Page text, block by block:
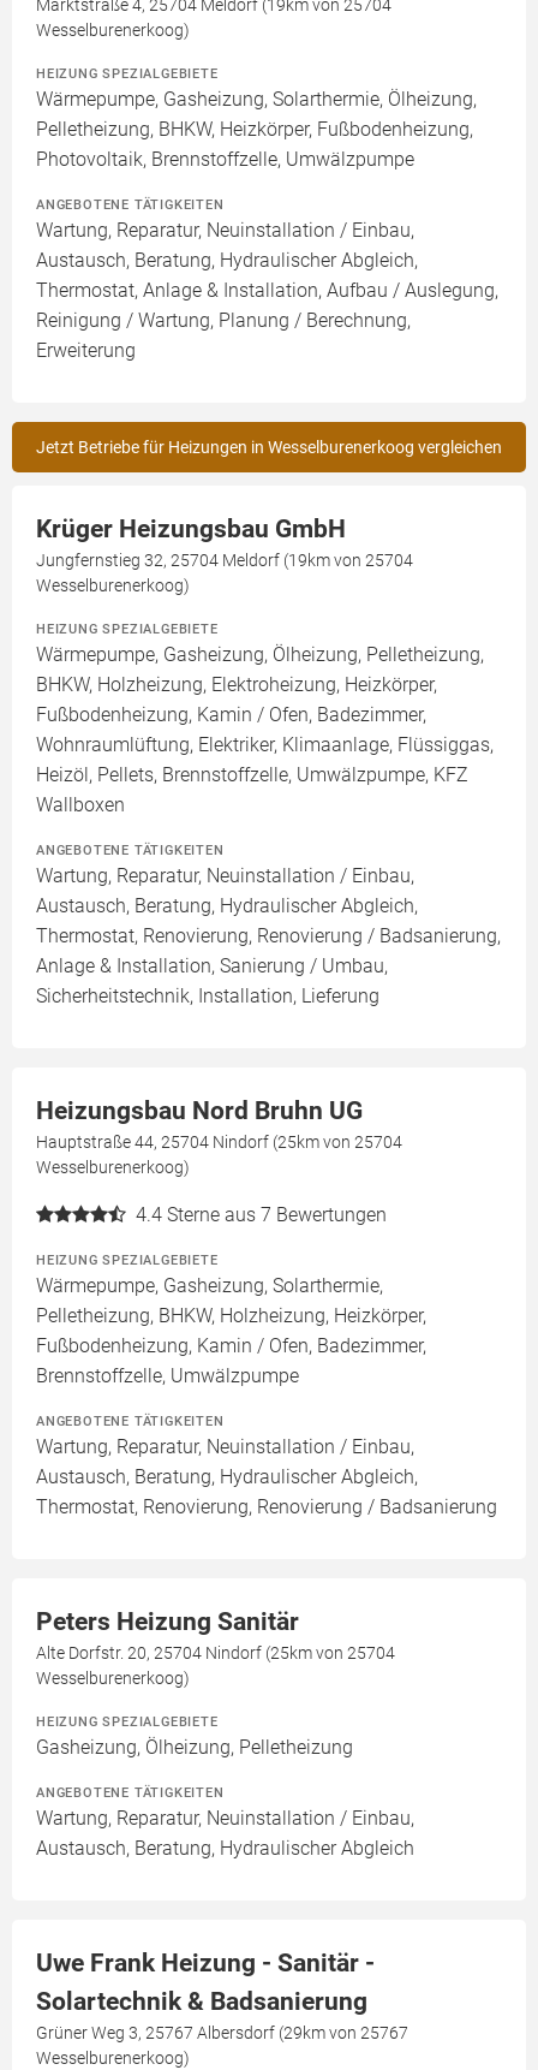
Marktstraße 4, 25704 Meldorf (19km von 25704
Wesselburenerkoog)
HEIZUNG SPEZIALGEBIETE
Wärmepumpe, Gasheizung, Solarthermie, Ölheizung,
Pelletheizung, BHKW, Heizkörper, Fußbodenheizung,
Photovoltaik, Brennstoffzelle, Umwälzpumpe
ANGEBOTENE TÄTIGKEITEN
Wartung, Reparatur, Neuinstallation / Einbau,
Austausch, Beratung, Hydraulischer Abgleich,
Thermostat, Anlage & Installation, Aufbau / Auslegung,
Reinigung / Wartung, Planung / Berechnung,
Erweiterung
Jetzt Betriebe für Heizungen in Wesselburenerkoog vergleichen
Krüger Heizungsbau GmbH
Jungfernstieg 32, 25704 Meldorf (19km von 25704
Wesselburenerkoog)
HEIZUNG SPEZIALGEBIETE
Wärmepumpe, Gasheizung, Ölheizung, Pelletheizung,
BHKW, Holzheizung, Elektroheizung, Heizkörper,
Fußbodenheizung, Kamin / Ofen, Badezimmer,
Wohnraumlüftung, Elektriker, Klimaanlage, Flüssiggas,
Heizöl, Pellets, Brennstoffzelle, Umwälzpumpe, KFZ
Wallboxen
ANGEBOTENE TÄTIGKEITEN
Wartung, Reparatur, Neuinstallation / Einbau,
Austausch, Beratung, Hydraulischer Abgleich,
Thermostat, Renovierung, Renovierung / Badsanierung,
Anlage & Installation, Sanierung / Umbau,
Sicherheitstechnik, Installation, Lieferung
Heizungsbau Nord Bruhn UG
Hauptstraße 44, 25704 Nindorf (25km von 25704
Wesselburenerkoog)
4.4 Sterne aus 7 Bewertungen
HEIZUNG SPEZIALGEBIETE
Wärmepumpe, Gasheizung, Solarthermie,
Pelletheizung, BHKW, Holzheizung, Heizkörper,
Fußbodenheizung, Kamin / Ofen, Badezimmer,
Brennstoffzelle, Umwälzpumpe
ANGEBOTENE TÄTIGKEITEN
Wartung, Reparatur, Neuinstallation / Einbau,
Austausch, Beratung, Hydraulischer Abgleich,
Thermostat, Renovierung, Renovierung / Badsanierung
Peters Heizung Sanitär
Alte Dorfstr. 20, 25704 Nindorf (25km von 25704
Wesselburenerkoog)
HEIZUNG SPEZIALGEBIETE
Gasheizung, Ölheizung, Pelletheizung
ANGEBOTENE TÄTIGKEITEN
Wartung, Reparatur, Neuinstallation / Einbau,
Austausch, Beratung, Hydraulischer Abgleich
Uwe Frank Heizung - Sanitär -
Solartechnik & Badsanierung
Grüner Weg 3, 25767 Albersdorf (29km von 25767
Wesselburenerkoog)